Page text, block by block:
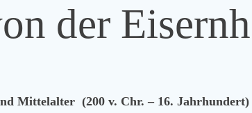
der
Mittelalter (200 v. Chr. – 16. Jahrhundert)